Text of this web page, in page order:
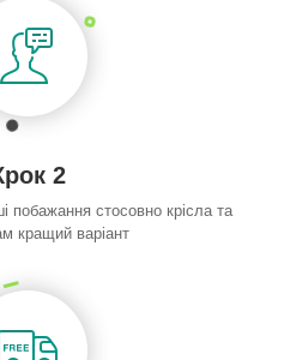
2
стосовно крісла та
кращий варіант